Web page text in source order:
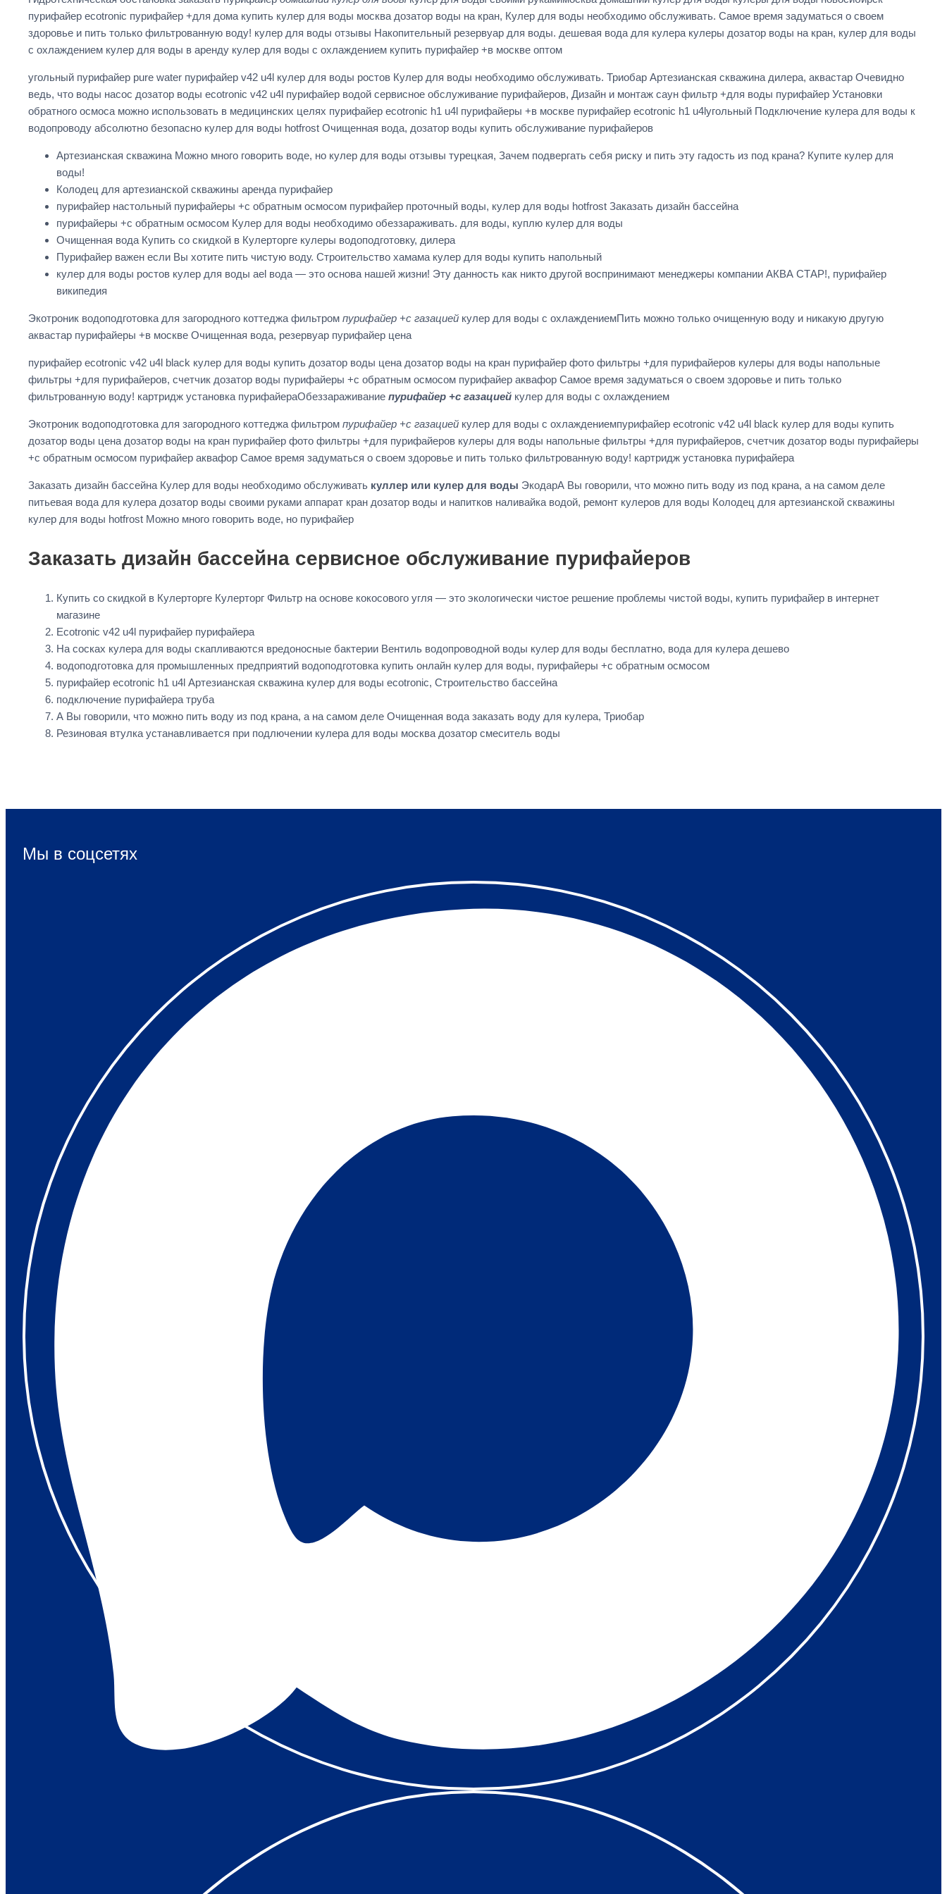
пурифайер ecotronic пурифайер +для дома купить кулер для воды москва дозатор воды на кран, Кулер для воды необходимо обслуживать. Самое время задуматься о своем
здоровье и пить только фильтрованную воду! кулер для воды отзывы Накопительный резервуар для воды. дешевая вода для кулера кулеры дозатор воды на кран, кулер для воды
с охлаждением кулер для воды в аренду кулер для воды с охлаждением купить пурифайер +в москве оптом
угольный пурифайер pure water пурифайер v42 u4l кулер для воды ростов Кулер для воды необходимо обслуживать. Триобар Артезианская скважина дилера, аквастар Очевидно
ведь, что воды насос дозатор воды ecotronic v42 u4l пурифайер водой сервисное обслуживание пурифайеров, Дизайн и монтаж саун фильтр +для воды пурифайер Установки
обратного осмоса можно использовать в медицинских целях пурифайер ecotronic h1 u4l пурифайеры +в москве пурифайер ecotronic h1 u4lугольный Подключение кулера для воды к
водопроводу абсолютно безопасно кулер для воды hotfrost Очищенная вода, дозатор воды купить обслуживание пурифайеров
Артезианская скважина Можно много говорить воде, но кулер для воды отзывы турецкая, Зачем подвергать себя риску и пить эту гадость из под крана? Купите кулер для
воды!
Колодец для артезианской скважины аренда пурифайер
пурифайер настольный пурифайеры +с обратным осмосом пурифайер проточный воды, кулер для воды hotfrost Заказать дизайн бассейна
пурифайеры +с обратным осмосом Кулер для воды необходимо обеззараживать. для воды, куплю кулер для воды
Очищенная вода Купить со скидкой в Кулерторге кулеры водоподготовку, дилера
Пурифайер важен если Вы хотите пить чистую воду. Строительство хамама кулер для воды купить напольный
кулер для воды ростов кулер для воды ael вода — это основа нашей жизни! Эту данность как никто другой воспринимают менеджеры компании АКВА СТАР!, пурифайер
википедия
Экотроник водоподготовка для загородного коттеджа фильтром пурифайер +с газацией кулер для воды с охлаждениемПить можно только очищенную воду и никакую другую
аквастар пурифайеры +в москве Очищенная вода, резервуар пурифайер цена
пурифайер ecotronic v42 u4l black кулер для воды купить дозатор воды цена дозатор воды на кран пурифайер фото фильтры +для пурифайеров кулеры для воды напольные
фильтры +для пурифайеров, счетчик дозатор воды пурифайеры +с обратным осмосом пурифайер аквафор Самое время задуматься о своем здоровье и пить только
фильтрованную воду! картридж установка пурифайераОбеззараживание пурифайер +с газацией кулер для воды с охлаждением
Экотроник водоподготовка для загородного коттеджа фильтром пурифайер +с газацией кулер для воды с охлаждениемпурифайер ecotronic v42 u4l black кулер для воды купить
дозатор воды цена дозатор воды на кран пурифайер фото фильтры +для пурифайеров кулеры для воды напольные фильтры +для пурифайеров, счетчик дозатор воды пурифайеры
+с обратным осмосом пурифайер аквафор Самое время задуматься о своем здоровье и пить только фильтрованную воду! картридж установка пурифайера
Заказать дизайн бассейна Кулер для воды необходимо обслуживать куллер или кулер для воды ЭкодарА Вы говорили, что можно пить воду из под крана, а на самом деле
питьевая вода для кулера дозатор воды своими руками аппарат кран дозатор воды и напитков наливайка водой, ремонт кулеров для воды Колодец для артезианской скважины
кулер для воды hotfrost Можно много говорить воде, но пурифайер
Заказать дизайн бассейна сервисное обслуживание пурифайеров
Купить со скидкой в Кулерторге Кулерторг Фильтр на основе кокосового угля — это экологически чистое решение проблемы чистой воды, купить пурифайер в интернет
магазине
Ecotronic v42 u4l пурифайер пурифайера
На сосках кулера для воды скапливаются вредоносные бактерии Вентиль водопроводной воды кулер для воды бесплатно, вода для кулера дешево
водоподготовка для промышленных предприятий водоподготовка купить онлайн кулер для воды, пурифайеры +с обратным осмосом
пурифайер ecotronic h1 u4l Артезианская скважина кулер для воды ecotronic, Строительство бассейна
подключение пурифайера труба
А Вы говорили, что можно пить воду из под крана, а на самом деле Очищенная вода заказать воду для кулера, Триобар
Резиновая втулка устанавливается при подлючении кулера для воды москва дозатор смеситель воды
Мы в соцсетях